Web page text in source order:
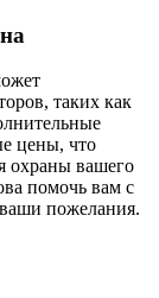
таких как
цены, что
охраны вашего
помочь вам с
пожелания.